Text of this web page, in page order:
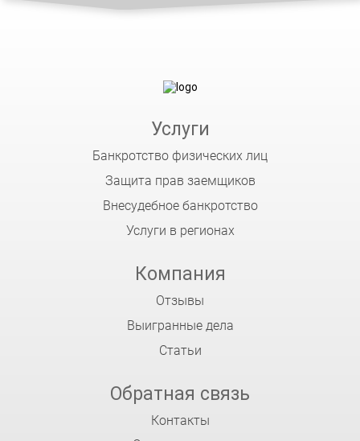
Услуги
Банкротство физических лиц
Защита прав заемщиков
Внесудебное банкротство
Услуги в регионах
Компания
Отзывы
Выигранные дела
Статьи
Обратная связь
Контакты